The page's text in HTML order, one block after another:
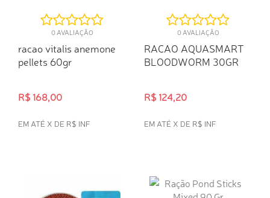
0 AVALIAÇÃO
racao vitalis anemone
pellets 60gr
R$ 168,00
EM ATÉ X DE R$ INF
0 AVALIAÇÃO
RACAO AQUASMART
BLOODWORM 30GR
R$ 124,20
EM ATÉ X DE R$ INF